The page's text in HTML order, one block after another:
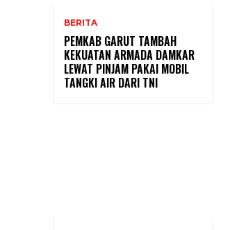
BERITA
PEMKAB GARUT TAMBAH
KEKUATAN ARMADA DAMKAR
LEWAT PINJAM PAKAI MOBIL
TANGKI AIR DARI TNI